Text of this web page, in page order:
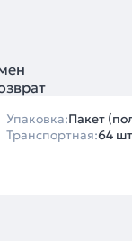
Упаковка:Пакет
Транспортная:64 шт